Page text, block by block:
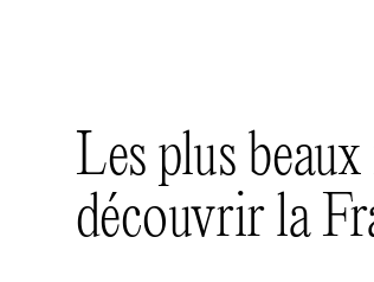
Les plus
découvrir la